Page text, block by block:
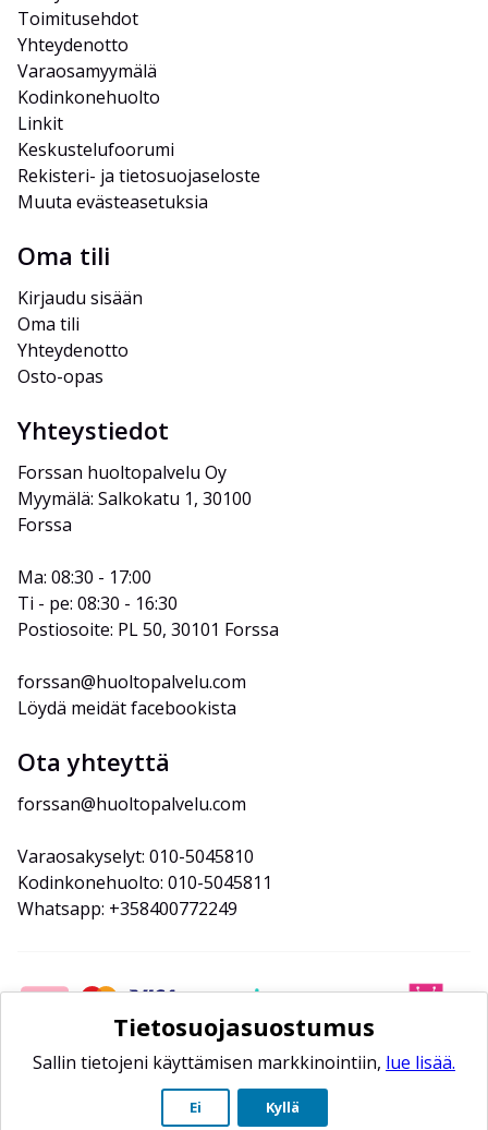
Toimitusehdot
Yhteydenotto
Varaosamyymälä
Kodinkonehuolto
Linkit
Keskustelufoorumi
Rekisteri- ja tietosuojaseloste
Muuta evästeasetuksia
Oma tili
Kirjaudu sisään
Oma tili
Yhteydenotto
Osto-opas
Yhteystiedot
Forssan huoltopalvelu Oy
Myymälä: Salkokatu 1, 30100
Forssa
Ma: 08:30 - 17:00
Ti - pe: 08:30 - 16:30
Postiosoite: PL 50, 30101 Forssa
forssan@huoltopalvelu.com
Löydä meidät facebookista
Ota yhteyttä
forssan@huoltopalvelu.com
Varaosakyselyt: 010-5045810
Kodinkonehuolto: 010-5045811
Whatsapp: +358400772249
Tietosuojasuostumus
Sallin tietojeni käyttämisen markkinointiin, lue lisää.
Ei Kyllä